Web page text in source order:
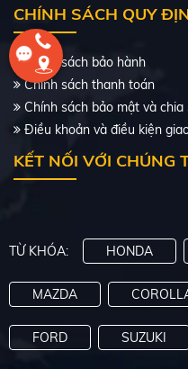
Xăng
CHÍNH SÁCH QUY
Chính sách bảo hành
Chính sách thanh toán
Chính sách bảo mật và
Điều khoản và điều kiện
KẾT NỐI VỚI CHÚNG
TỪ KHÓA: HONDA
MAZDA
FORD SUZUKI